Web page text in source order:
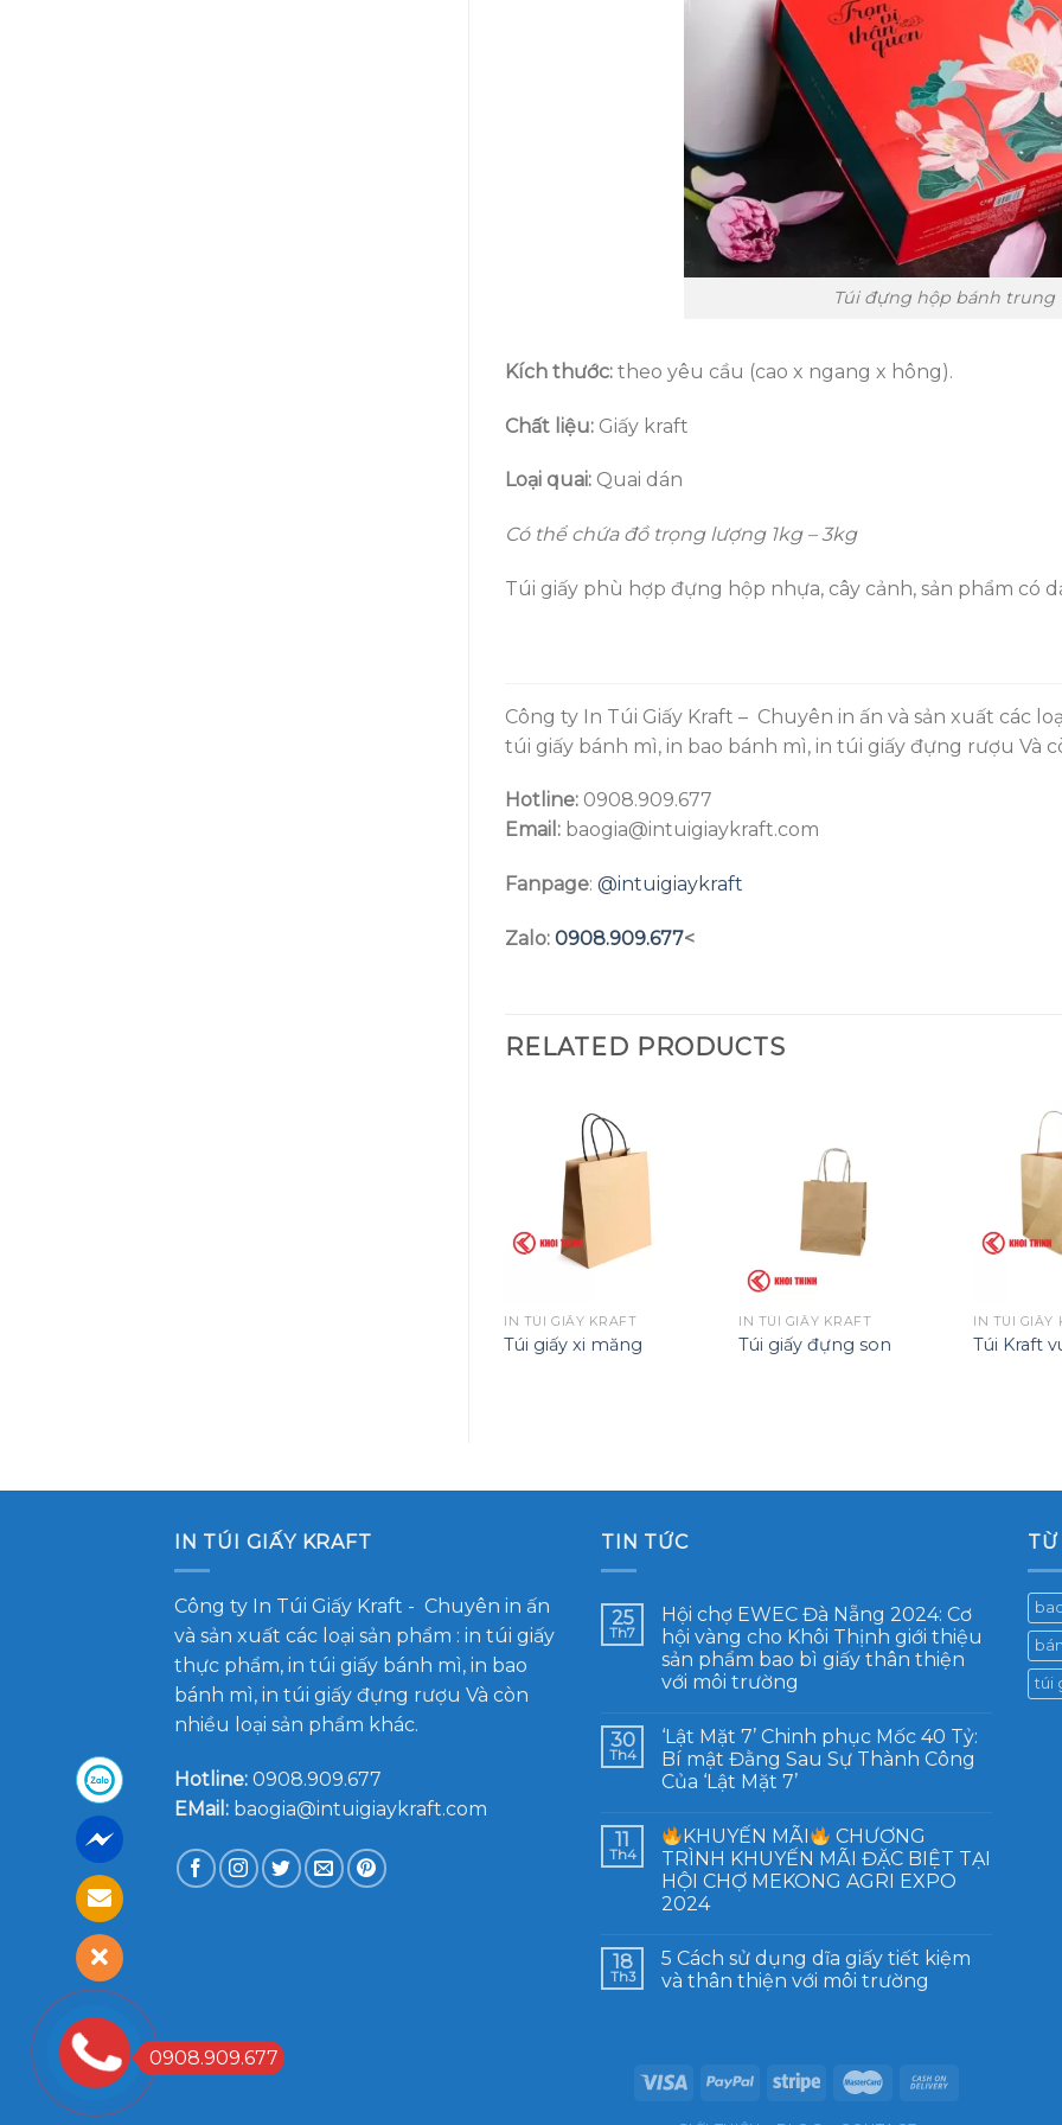
Túi đựng hộp bánh trung
Kích thước:theo yêu cầu (cao x ngang x hông).
Chất liệu:Giấy kraft
Loại quai:Quai dán
Có thể chứa đồ trọng lượng 1kg – 3kg
Túi giấy phù hợp đựng hộp nhựa, cây cảnh, sản phẩm có
Công ty In Túi Giấy Kraft – Chuyên in ấn và sản xuất các
túi giấy bánh mì, in bao bánh mì, in túi giấy đựng rượu Và
Hotline:0908.909.677
Email:baogia@intuigiaykraft.com
Fanpage: @intuigiaykraft
Zalo: 0908.909.677<
RELATED PRODUCTS
IN TÚI GIẤY KRAFT
Túi giấy xi măng
IN TÚI GIẤY KRAFT
Túi giấy đựng son
IN TÚI GIẤY
Túi Kraft
IN TÚI GIẤY KRAFT
Công ty In Túi Giấy Kraft - Chuyên in ấn
và sản xuất các loại sản phẩm : in túi giấy
thực phẩm, in túi giấy bánh mì, in bao
bánh mì, in túi giấy đựng rượu Và còn
nhiều loại sản phẩm khác.
Hotline: 0908.909.677
EMail: baogia@intuigiaykraft.com
TIN TỨC
25
Th7
Hội chợ EWEC Đà Nẵng 2024: Cơ
hội vàng cho Khôi Thịnh giới thiệu
sản phẩm bao bì giấy thân thiện
với môi trường
30
Th4
‘Lật Mặt 7’ Chinh phục Mốc 40 Tỷ:
Bí mật Đằng Sau Sự Thành Công
Của ‘Lật Mặt 7’
11
Th4
KHUYẾN MÃI
CHƯƠNG
TRÌNH KHUYẾN MÃI ĐẶC BIỆT TẠI
HỘI CHỢ MEKONG AGRI EXPO
2024
18
Th3
5 Cách sử dụng dĩa giấy tiết kiệm
và thân thiện với môi trường
túi
0908.909.677